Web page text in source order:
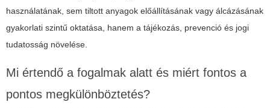
használatának, sem tiltott anyagok előállításának vagy álcázásának
gyakorlati szintű oktatása, hanem a tájékozás, prevenció és jogi
tudatosság növelése.
Mi értendő a fogalmak alatt és miért fontos a
pontos megkülönböztetés?